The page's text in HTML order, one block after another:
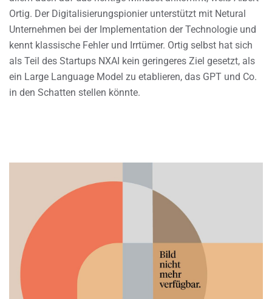
Ortig. Der Digitalisierungspionier unterstützt mit Netural
Unternehmen bei der Implementation der Technologie und
kennt klassische Fehler und Irrtümer. Ortig selbst hat sich
als Teil des Startups NXAI kein geringeres Ziel gesetzt, als
ein Large Language Model zu etablieren, das GPT und Co.
in den Schatten stellen könnte.